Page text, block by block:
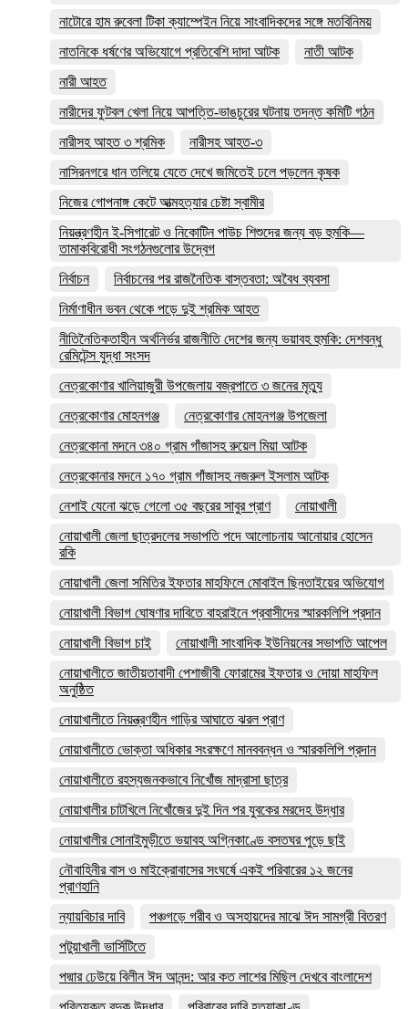
নাটোরে হাম রুবেলা টিকা ক্যাম্পেইন নিয়ে সাংবাদিকদের সঙ্গে মতবিনিময়
নাতনিকে ধর্ষণের অভিযোগে প্রতিবেশি দাদা আটক
নাতী আটক
নারী আহত
নারীদের ফুটবল খেলা নিয়ে আপত্তি-ভাঙচুরের ঘটনায় তদন্ত কমিটি গঠন
নারীসহ আহত ৩ শ্রমিক
নারীসহ আহত-৩
নাসিরনগরে ধান তলিয়ে যেতে দেখে জমিতেই ঢলে পড়লেন কৃষক
নিজের গোপনাঙ্গ কেটে আত্মহত্যার চেষ্টা স্বামীর
নিয়ন্ত্রণহীন ই-সিগারেট ও নিকোটিন পাউচ শিশুদের জন্য বড় হুমকি—
তামাকবিরোধী সংগঠনগুলোর উদ্বেগ
নির্বাচন
নির্বাচনের পর রাজনৈতিক বাস্তবতা: অবৈধ ব্যবসা
নির্মাণাধীন ভবন থেকে পড়ে দুই শ্রমিক আহত
নীতিনৈতিকতাহীন অর্থনির্ভর রাজনীতি দেশের জন্য ভয়াবহ হুমকি: দেশবন্ধু
রেমিটেন্স যুদ্ধা সংসদ
নেত্রকোণার খালিয়াজুরী উপজেলায় বজ্রপাতে ৩ জনের মৃত্যু
নেত্রকোণার মোহনগঞ্জ
নেত্রকোণার মোহনগঞ্জ উপজেলা
নেত্রকোনা মদনে ৩৪০ গ্রাম গাঁজাসহ রুয়েল মিয়া আটক
নেত্রকোনার মদনে ১৭০ গ্রাম গাঁজাসহ নজরুল ইসলাম আটক
নেশাই যেনো ঝড়ে গেলো ৩৫ বছরের সাবুর প্রাণ
নোয়াখালী
নোয়াখালী জেলা ছাত্রদলের সভাপতি পদে আলোচনায় আনোয়ার হোসেন
রকি
নোয়াখালী জেলা সমিতির ইফতার মাহফিলে মোবাইল ছিনতাইয়ের অভিযোগ
নোয়াখালী বিভাগ ঘোষণার দাবিতে বাহরাইনে প্রবাসীদের স্মারকলিপি প্রদান
নোয়াখালী বিভাগ চাই
নোয়াখালী সাংবাদিক ইউনিয়নের সভাপতি আপেল
নোয়াখালীতে জাতীয়তাবাদী পেশাজীবী ফোরামের ইফতার ও দোয়া মাহফিল
অনুষ্ঠিত
নোয়াখালীতে নিয়ন্ত্রণহীন গাড়ির আঘাতে ঝরল প্রাণ
নোয়াখালীতে ভোক্তা অধিকার সংরক্ষণে মানববন্ধন ও স্মারকলিপি প্রদান
নোয়াখালীতে রহস্যজনকভাবে নিখোঁজ মাদ্রাসা ছাত্র
নোয়াখালীর চাটখিলে নিখোঁজের দুই দিন পর যুবকের মরদেহ উদ্ধার
নোয়াখালীর সোনাইমুড়ীতে ভয়াবহ অগ্নিকাণ্ডে বসতঘর পুড়ে ছাই
নৌবাহিনীর বাস ও মাইক্রোবাসের সংঘর্ষে একই পরিবারের ১২ জনের
প্রাণহানি
ন্যায়বিচার দাবি
পঞ্চগড়ে গরীব ও অসহায়দের মাঝে ঈদ সামগ্রী বিতরণ
পটুয়াখালী ভার্সিটিতে
পদ্মার ঢেউয়ে বিলীন ঈদ আনন্দ: আর কত লাশের মিছিল দেখবে বাংলাদেশ